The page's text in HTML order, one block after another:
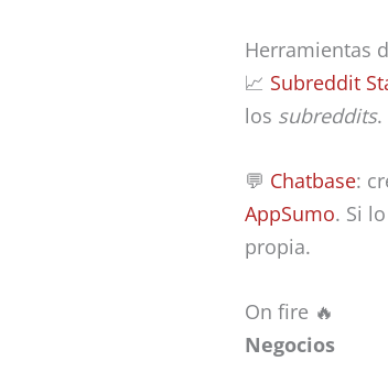
Herramientas
📈 Subreddit
los subreddits.
💬 Chatbase:
AppSumo. Si
propia.
On fire 🔥
Negocios